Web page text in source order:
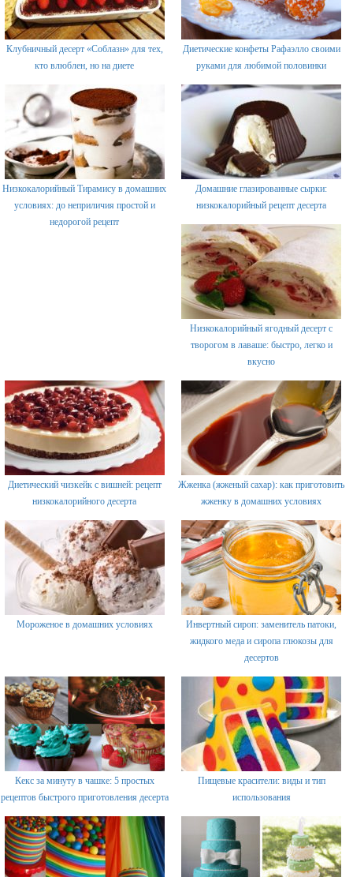
Клубничный десерт «Соблазн» для тех,
кто влюблен, но на диете
Диетические конфеты Рафаэлло своими
руками для любимой половинки
Низкокалорийный Тирамису в домашних
условиях: до неприличия простой и
недорогой рецепт
Домашние глазированные сырки:
низкокалорийный рецепт десерта
Низкокалорийный ягодный десерт с
творогом в лаваше: быстро, легко и
вкусно
Диетический чизкейк с вишней: рецепт
низкокалорийного десерта
Жженка (жженый сахар): как приготовить
жженку в домашних условиях
Мороженое в домашних условиях
Инвертный сироп: заменитель патоки,
жидкого меда и сиропа глюкозы для
десертов
Кекс за минуту в чашке: 5 простых
рецептов быстрого приготовления десерта
Пищевые красители: виды и тип
использования